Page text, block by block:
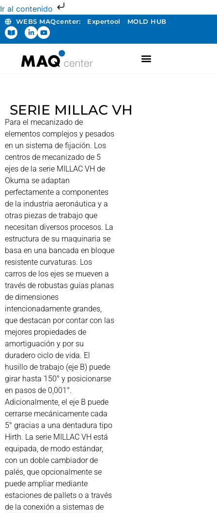
Ir al contenido
WEBS MAQcenter: Expertool MOLD HUB
SERIE MILLAC VH
Para el mecanizado de
elementos complejos y pesados
en un sistema de fijación. Los
centros de mecanizado de 5
ejes de la serie MILLAC VH de
Okuma se adaptan
perfectamente a componentes
de la industria aeronáutica y a
otras piezas de trabajo que
necesitan diversos procesos. La
estructura de su maquinaria se
basa en una bancada en bloque
resistente curvaturas. Los
carros de los ejes se mueven a
través de robustas guías planas
de dimensiones
intencionadamente grandes,
que destacan por contar con las
mejores propiedades de
amortiguación y por su
duradero ciclo de vida. El
husillo de trabajo (eje B) puede
girar hasta 150° y posicionarse
en pasos de 0,001°.
Adicionalmente, el eje B puede
cerrarse mecánicamente cada
5° gracias a una dentadura tipo
Hirth. La serie MILLAC VH está
equipada, de modo estándar,
con un doble cambiador de
palés, que opcionalmente se
puede ampliar mediante
estaciones de pallets o a través
de la conexión a sistemas de